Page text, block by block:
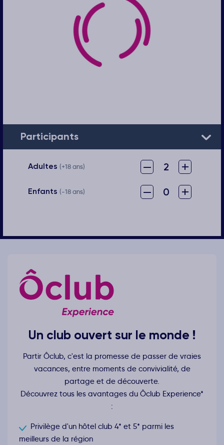
Participants
Adultes (+18 ans) – 2 +
Enfants (-18 ans) – 0 +
Un club ouvert sur le monde !
Partir Ôclub, c'est la promesse de passer de vraies
vacances, entre moments de convivialité, de
partage et de découverte.
Découvrez tous les avantages du Ôclub Experience*
:
Privilège d'un hôtel club 4* et 5* parmi les
meilleurs de la région